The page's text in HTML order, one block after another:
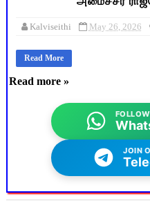
Kalviseithi May 26, 2026
Read More
Read more »
JOIN